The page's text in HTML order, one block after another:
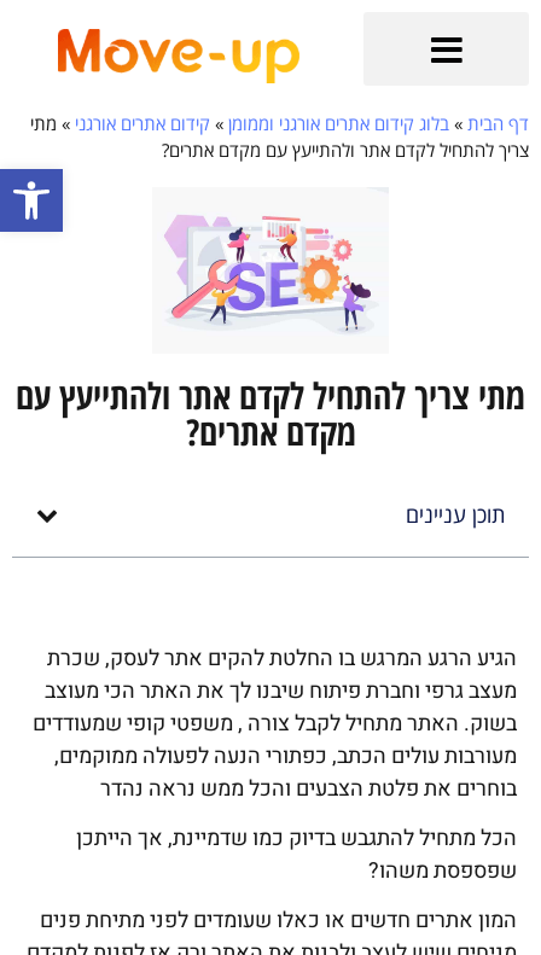
דף הבית » בלוג קידום אתרים אורגני וממומן » קידום אתרים אורגני » מתי
צריך להתחיל לקדם אתר ולהתייעץ עם מקדם אתרים?
מתי צריך להתחיל לקדם אתר ולהתייעץ עם
מקדם אתרים?
תוכן עניינים
הגיע הרגע המרגש בו החלטת להקים אתר לעסק, שכרת
מעצב גרפי וחברת פיתוח שיבנו לך את האתר הכי מעוצב
בשוק. האתר מתחיל לקבל צורה , משפטי קופי שמעודדים
מעורבות עולים הכתב, כפתורי הנעה לפעולה ממוקמים,
בוחרים את פלטת הצבעים והכל ממש נראה נהדר
הכל מתחיל להתגבש בדיוק כמו שדמיינת, אך הייתכן
שפספסת משהו?
המון אתרים חדשים או כאלו שעומדים לפני מתיחת פנים
פתח